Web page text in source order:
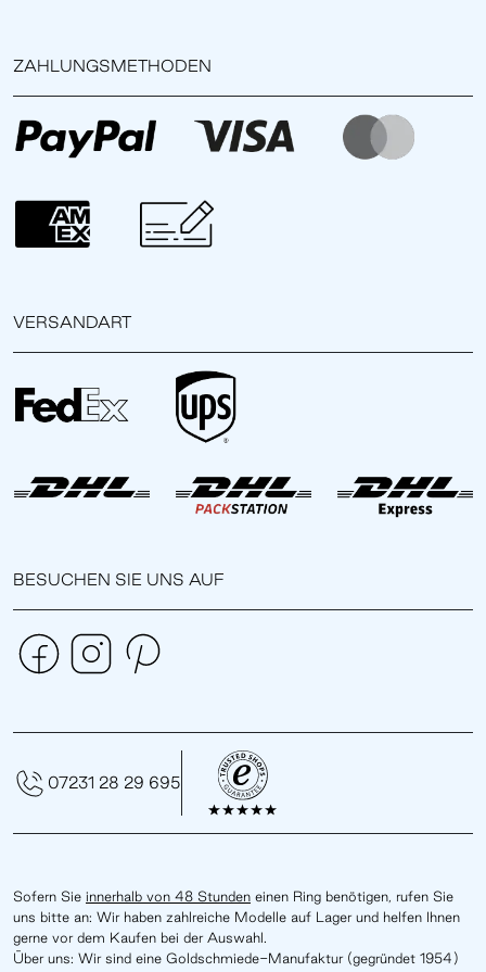
ZAHLUNGSMETHODEN
VERSANDART
BESUCHEN SIE UNS AUF
Sofern Sie innerhalb von 48 Stunden einen Ring benötigen, rufen Sie
uns bitte an: Wir haben zahlreiche Modelle auf Lager und helfen Ihnen
gerne vor dem Kaufen bei der Auswahl.
Über uns: Wir sind eine Goldschmiede-Manufaktur (gegründet 1954)
07231 28 29 695